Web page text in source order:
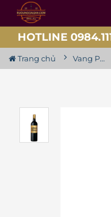
HOTLINE
Trang chủ Vang Pháp